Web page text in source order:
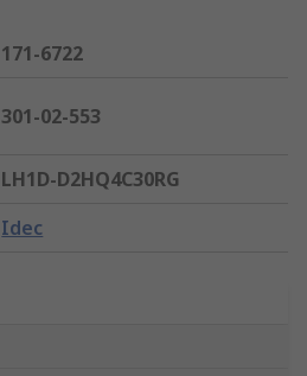
171-6722
301-02-553
LH1D-D2HQ4C30RG
Idec